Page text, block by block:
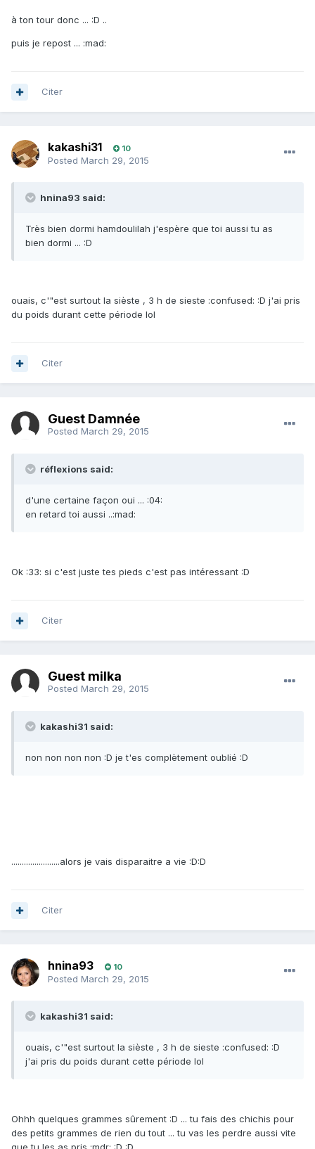
à ton tour donc ... :D ..
puis je repost ... :mad:
Citer
kakashi31 10
Posted March 29, 2015
hnina93 said:
Très bien dormi hamdoulilah j'espère que toi aussi tu as
bien dormi ... :D
ouais, c'"est surtout la sièste , 3 h de sieste :confused: :D j'ai pris
du poids durant cette période lol
Citer
Guest Damnée
Posted March 29, 2015
réflexions said:
d'une certaine façon oui ... :04:
en retard toi aussi ..:mad:
Ok :33: si c'est juste tes pieds c'est pas intéressant :D
Citer
Guest milka
Posted March 29, 2015
kakashi31 said:
non non non non :D je t'es complètement oublié :D
.......................alors je vais disparaitre a vie :D:D
Citer
hnina93 10
Posted March 29, 2015
kakashi31 said:
ouais, c'"est surtout la sièste , 3 h de sieste :confused: :D
j'ai pris du poids durant cette période lol
Ohhh quelques grammes sûrement :D ... tu fais des chichis pour
des petits grammes de rien du tout ... tu vas les perdre aussi vite